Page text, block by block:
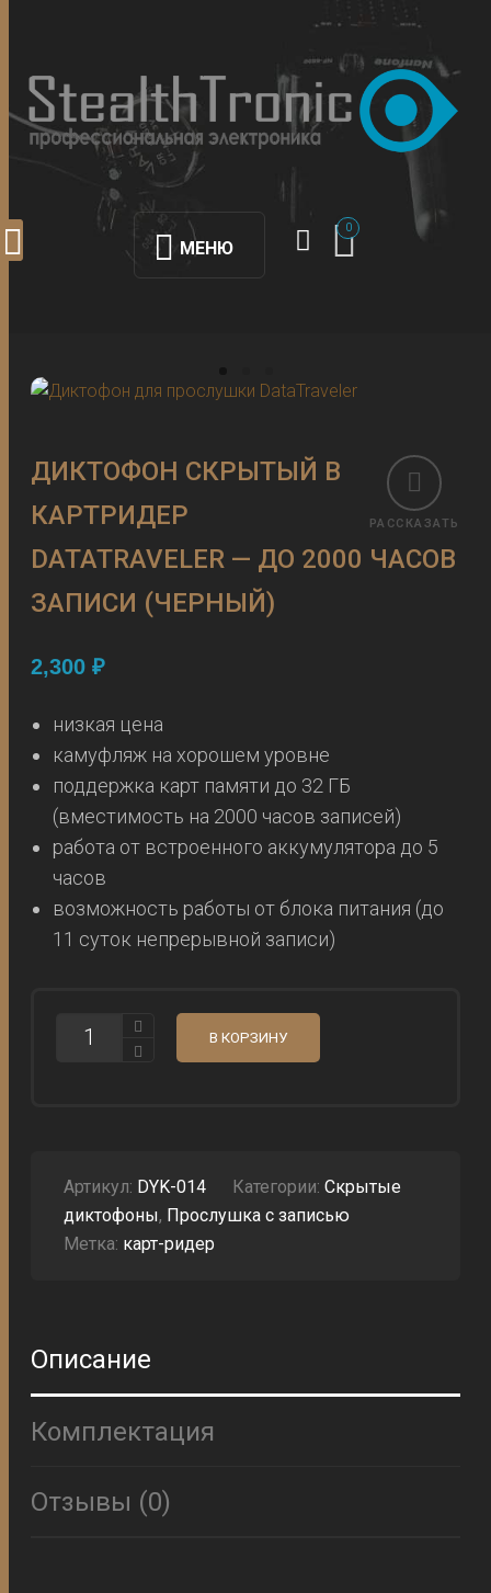
МЕНЮ
0
РАССКАЗАТЬ
ДИКТОФОН СКРЫТЫЙ В
КАРТРИДЕР
DATATRAVELER — ДО 2000 ЧАСОВ
ЗАПИСИ (ЧЕРНЫЙ)
2,300₽
низкая цена
камуфляж на хорошем уровне
поддержка карт памяти до 32 ГБ
(вместимость на 2000 часов записей)
работа от встроенного аккумулятора до 5
часов
возможность работы от блока питания (до
11 суток непрерывной записи)
КОЛИЧЕСТВО
ДИКТОФОН
СКРЫТЫЙ
2000
ЧАСОВ
ЗАПИСИ
(ЧЕРНЫЙ)
В КОРЗИНУ
Артикул: DYK-014 Категории:Скрытые
диктофоны, Прослушка с записью
Метка: карт-ридер
Описание
Комплектация
Отзывы (0)